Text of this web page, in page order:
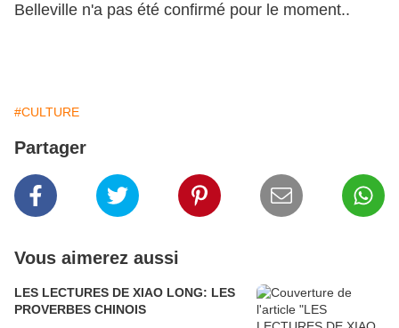
Belleville n'a pas été confirmé pour le moment..
#CULTURE
Partager
Vous aimerez aussi
LES LECTURES DE XIAO LONG: LES
PROVERBES CHINOIS